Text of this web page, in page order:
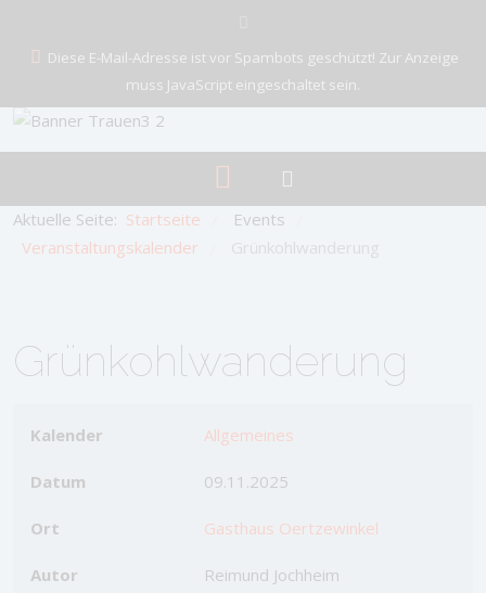
Diese E-Mail-Adresse ist vor Spambots geschützt! Zur Anzeige
muss JavaScript eingeschaltet sein.
Aktuelle Seite: Startseite Events
Veranstaltungskalender
Grünkohlwanderung
Grünkohlwanderung
Kalender Allgemeines
Datum 09.11.2025
Ort Gasthaus Oertzewinkel
Autor Reimund Jochheim